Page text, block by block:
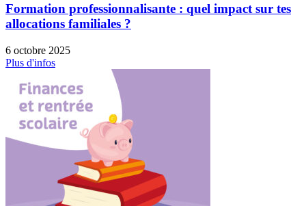
Formation professionnalisante : quel impact sur tes
allocations familiales ?
6 octobre 2025
Plus d'infos